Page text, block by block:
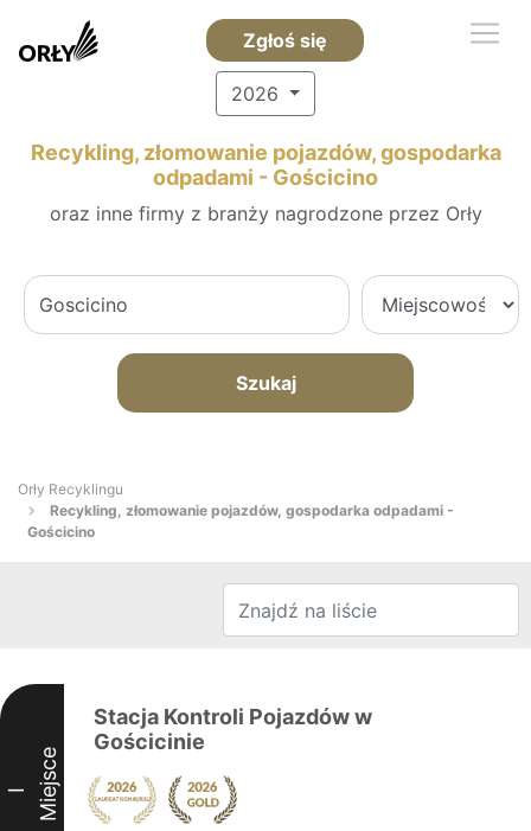
Zgłoś się
2026
Recykling, złomowanie pojazdów, gospodarka
odpadami - Gościcino
oraz inne firmy z branży nagrodzone przez Orły
Szukaj
Orły Recyklingu
Recykling, złomowanie pojazdów, gospodarka odpadami -
Gościcino
I Miejsce
Stacja Kontroli Pojazdów w
Gościcinie